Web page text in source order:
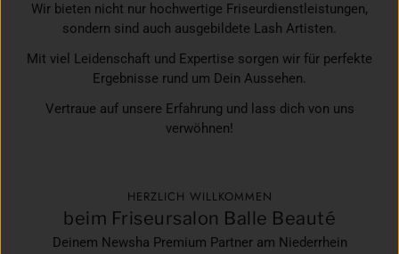
Wir bieten nicht nur hochwertige Friseurdienstleistungen,
sondern sind auch ausgebildete Lash Artisten.
Mit viel Leidenschaft und Expertise sorgen wir für perfekte
Ergebnisse rund um Dein Aussehen.
Vertraue auf unsere Erfahrung und lass dich von uns
verwöhnen!
HERZLICH WILLKOMMEN
beim Friseursalon Balle Beauté
Deinem Newsha Premium Partner am Niederrhein